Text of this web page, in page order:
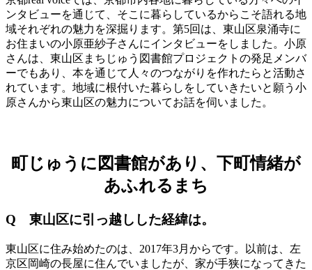
ンタビューを通じて、そこに暮らしているからこそ語れる地
域それぞれの魅力を深掘ります。第5回は、東山区泉涌寺に
お住まいの小原亜紗子さんにインタビューをしました。小原
さんは、東山区まちじゅう図書館プロジェクトの発足メンバ
ーでもあり、本を通じて人々のつながりを作れたらと活動さ
れています。地域に根付いた暮らしをしていきたいと願う小
原さんから東山区の魅力についてお話を伺いました。
町じゅうに図書館があり、下町情緒が
あふれるまち
Q 東山区に引っ越しした経緯は。
東山区に住み始めたのは、2017年3月からです。以前は、左
京区岡崎の長屋に住んでいましたが、家が手狭になってきた